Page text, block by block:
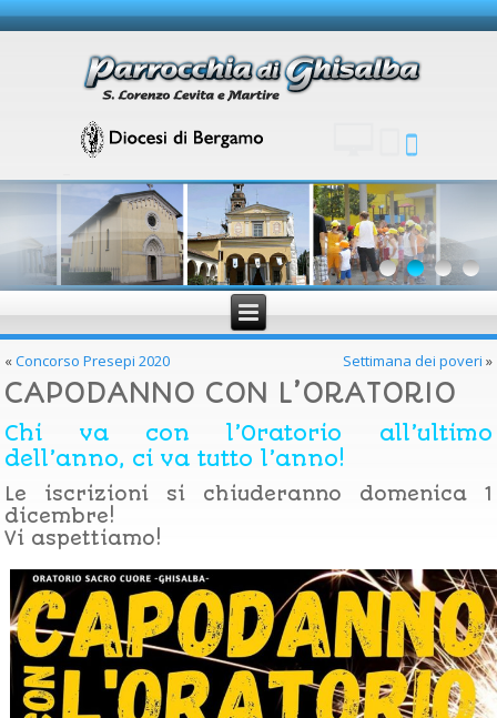
«Concorso Presepi 2020 Settimana dei poveri »
CAPODANNO CON L’ORATORIO
Chi va con l’Oratorio all’ultimo
dell’anno, ci va tutto l’anno!
Le iscrizioni si chiuderanno domenica 1
dicembre!
Vi aspettiamo!